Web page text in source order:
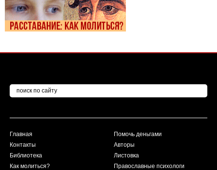
Главная
Контакты
Библиотека
Как молиться?
Помочь деньгами
Авторы
Листовка
Православные психологи